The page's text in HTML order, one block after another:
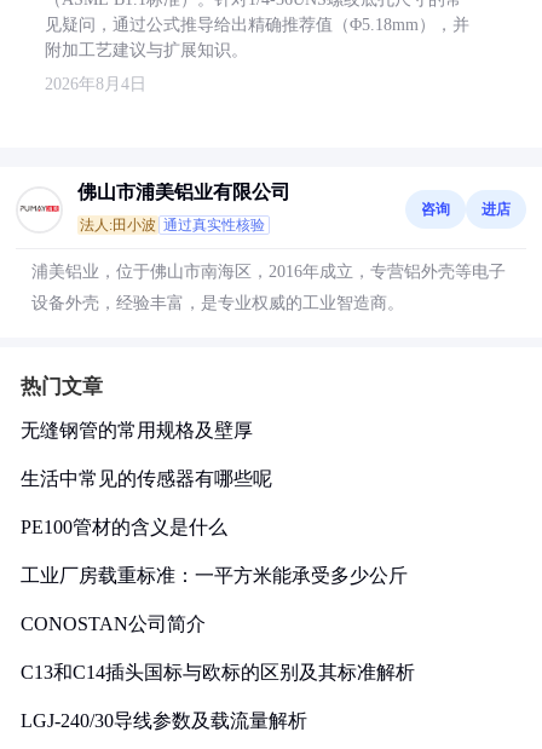
见疑问，通过公式推导给出精确推荐值（Φ5.18mm），并
附加工艺建议与扩展知识。
2026年8月4日
佛山市浦美铝业有限公司
法人:田小波 通过真实性核验
咨询 进店
浦美铝业，位于佛山市南海区，2016年成立，专营铝外壳等电子
设备外壳，经验丰富，是专业权威的工业智造商。
热门文章
无缝钢管的常用规格及壁厚
生活中常见的传感器有哪些呢
PE100管材的含义是什么
工业厂房载重标准：一平方米能承受多少公斤
CONOSTAN公司简介
C13和C14插头国标与欧标的区别及其标准解析
LGJ-240/30导线参数及载流量解析